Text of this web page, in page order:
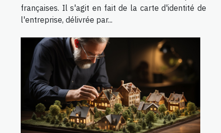
françaises. Il s'agit en fait de la carte d'identité de
l'entreprise, délivrée par...